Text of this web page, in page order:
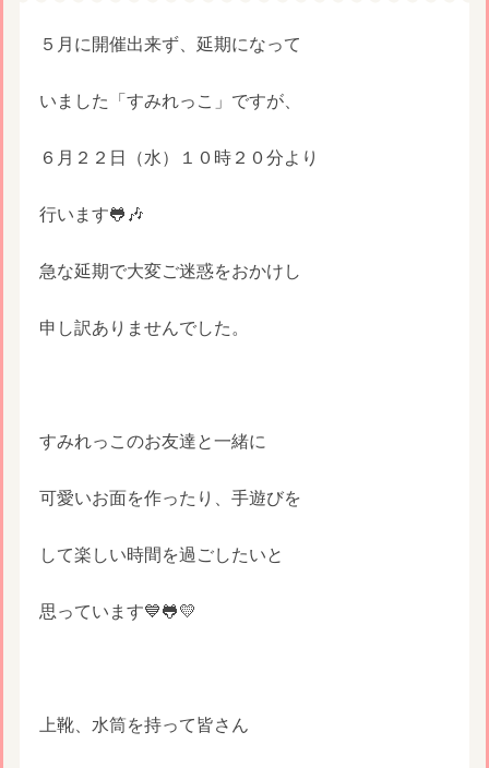
５月に開催出来ず、延期になって
いました「すみれっこ」ですが、
６月２２日（水）１０時２０分より
行います🐸🎶
急な延期で大変ご迷惑をおかけし
申し訳ありませんでした。
すみれっこのお友達と一緒に
可愛いお面を作ったり、手遊びを
して楽しい時間を過ごしたいと
思っています💙🐸💛
上靴、水筒を持って皆さん